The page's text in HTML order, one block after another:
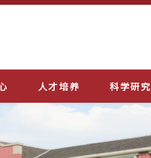
人才培养 科学研究